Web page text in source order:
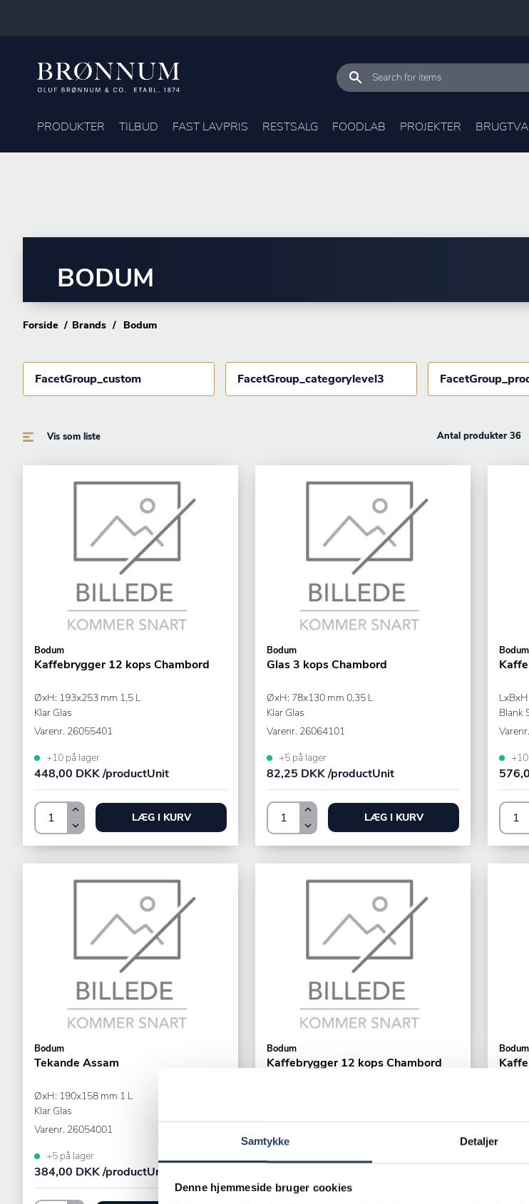
Samtykke Detaljer
Denne hjemmeside bruger cookies
PRODUKTER TILBUD FAST LAVPRIS RESTSALG FOODLAB PROJEKTER
BODUM
Forside Brands Bodum
FacetGroup_custom FacetGroup_categorylevel3
Vis som liste Antal produkter 36
Bodum
Kaffebrygger 12 kops Chambord
ØxH: 193x253 mm 1,5 L
Klar Glas
Varenr. 26055401
+10 på lager
448,00 DKK /productUnit
LÆG I KURV
Bodum
Glas 3 kops Chambord
ØxH: 78x130 mm 0,35 L
Klar Glas
Varenr. 26064101
+5 på lager
82,25 DKK /productUnit
LÆG I KURV
Bodum
Blank
Varenr.
Bodum
Tekande Assam
ØxH: 190x158 mm 1 L
Klar Glas
Varenr. 26054001
+5 på lager
384,00 DKK /productUnit
Bodum
Kaffebrygger 12 kops Chambord
Bodum